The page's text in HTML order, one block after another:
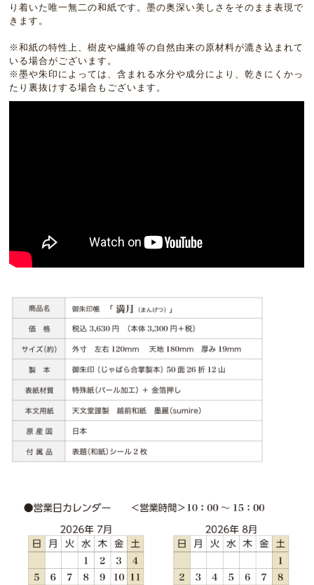
り着いた唯一無二の和紙です。墨の奥深い美しさをそのまま表現で
きます。
※和紙の特性上、樹皮や繊維等の自然由来の原材料が漉き込まれて
いる場合がございます。
※墨や朱印によっては、含まれる水分や成分により、乾きにくかっ
たり裏抜けする場合もございます。